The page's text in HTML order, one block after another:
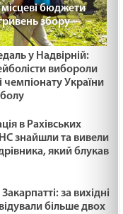
бюджети
збору
у Надвірній:
вибороли
чемпіонату України
в Рахівських
знайшли та вивели
який блукав
за вихідні
більше двох